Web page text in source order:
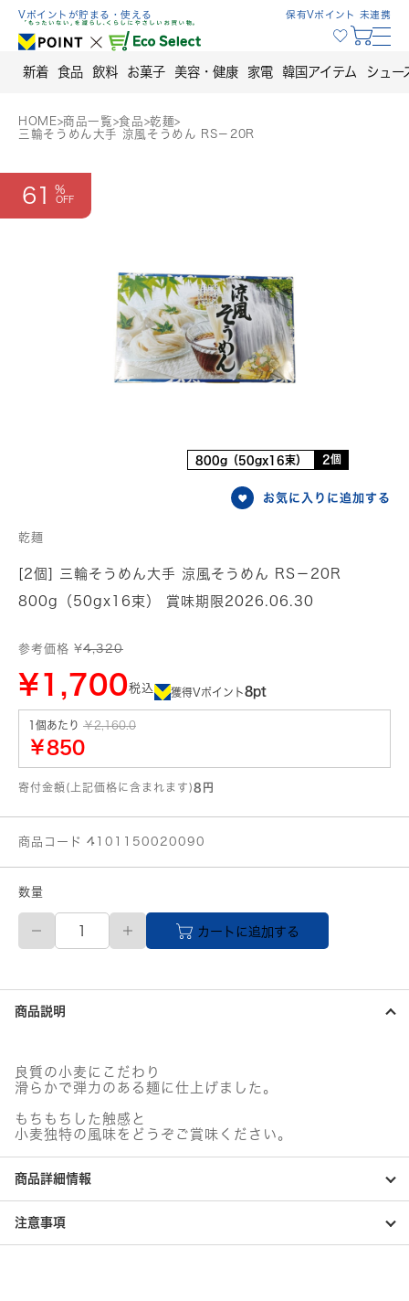
Skip
content
Vポイントが貯まる・使える 保有Vポイント 未連携
新着 食品 飲料 お菓子 美容・健康 家電 韓国アイテム シュー
HOME>商品一覧>食品>乾麺>
三輪そうめん大手 涼風そうめん RS－20R
61
800g（50gx16束） 2個
お気に入りに追加する
乾麺
[2個] 三輪そうめん大手 涼風そうめん RS－20R
800g（50gx16束） 賞味期限2026.06.30
参考価格 ¥4,320
¥1,700税込 獲得Vポイント8pt
1個あたり ￥2,160.0
￥850
寄付金額(上記価格に含まれます)8円
商品コード 4101150020090
数量
三
そ
め
ん
大
風
そ
め
ん
20R
個
カートに追加する
商品説明
良質の小麦にこだわり
滑らかで弾力のある麺に仕上げました。
もちもちした触感と
小麦独特の風味をどうぞご賞味ください。
商品詳細情報
注意事項